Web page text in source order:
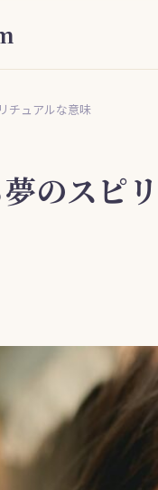
チュアルな意味
のスピ